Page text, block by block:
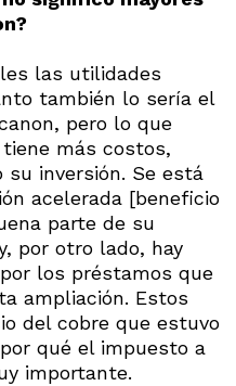
las utilidades
también lo sería el
pero lo que
más costos,
su inversión. Se está
acelerada [beneficio
parte de su
por otro lado, hay
los préstamos que
ampliación. Estos
del cobre que estuvo
qué el impuesto a
importante.